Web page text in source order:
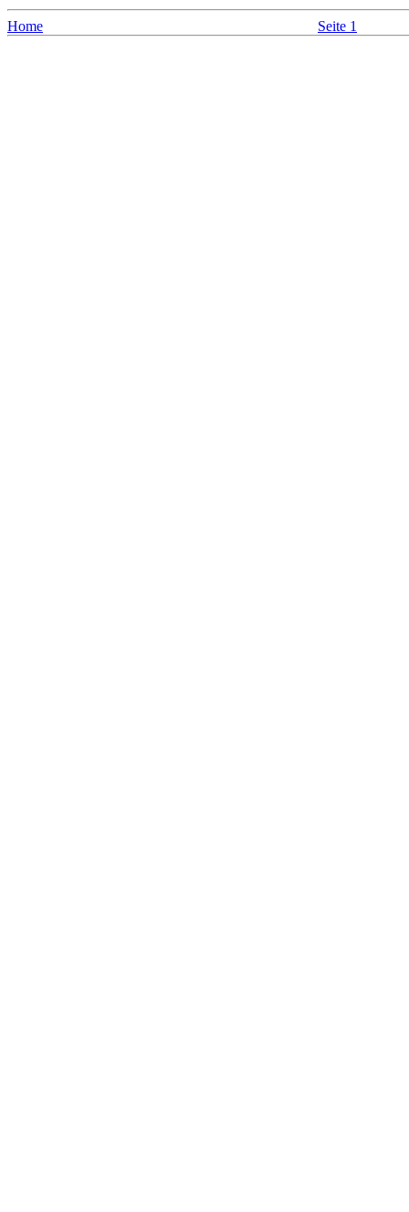
Home Seite 1